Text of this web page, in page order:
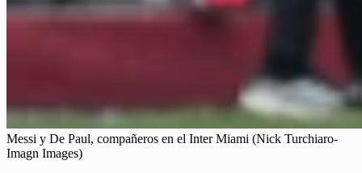
Messi y De Paul, compañeros en el Inter Miami (Nick Turchiaro-
Imagn Images)